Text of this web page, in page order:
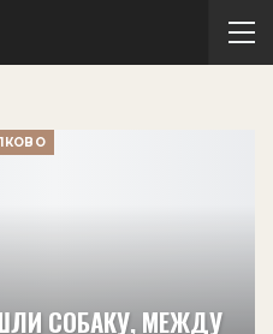
СОБАКУ, МЕЖДУ